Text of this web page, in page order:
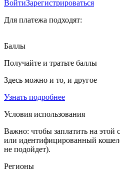
ВойтиЗарегистрироваться
Для платежа подходят:
Баллы
Получайте и тратьте баллы
Здесь можно и то, и другое
Узнать подробнее
Условия использования
Важно: чтобы заплатить на
или идентифицированный
не подойдет).
Регионы